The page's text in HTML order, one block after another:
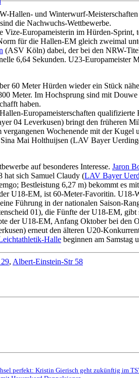
Hallen- und Winterwurf-
die Nachwuchs-Wettbewerbe.
Vize-Europameisterin im Hürden-Sprint,
für die Hallen-EM gleich zweimal
(ASV Köln) dabei, der bei den NRW-
6,64 Sekunden. U23-Europameister
60 Meter Hürden wieder ein Stück
Meter. Im Hochsprung sind mit
haben.
Europameisterschaften
04 Leverkusen) bringt den früheren
Wochenende mit der
Mai Holthuijsen (LAV Bayer
auf besonderes Interesse. Jaron
hat sich Samuel Claudy (LAV Bayer
Bestleistung 6,27 m) bekommt es
U18-EM, ist 60-Meter-Favoritin. U18-
Führung in der nationalen Saison-
01), die Fünfte der U18-EM, gibt
der U18-EM, Anfang Oktober bei den
erneut den älteren U20-
Halle beginnen am Samstag
, Albert-Einstein-Str 58
perfekt: Kristin Gierisch geht zukünftig im